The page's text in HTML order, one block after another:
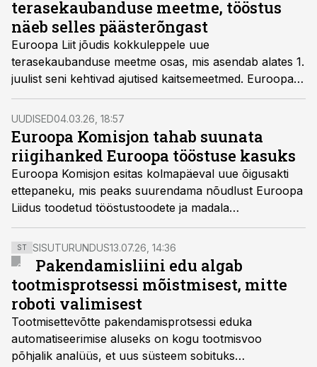
nõrgenenud.
terasekaubanduse meetme, tööstus
näeb selles päästerõngast
Euroopa Liit jõudis kokkuleppele uue
terasekaubanduse meetme osas, mis asendab alates 1.
juulist seni kehtivad ajutised kaitsemeetmed. Euroopa
terasetööstus nimetab lahendust pretsedendituks
sammuks, mis peaks pidurdama impordisurvet, aitama
säilitada tootmisvõimsust ja hoidma sektoris alles üle
230 000 töökoha.
UUDISED04.03.26, 18:57
Euroopa Komisjon tahab suunata
riigihanked Euroopa tööstuse kasuks
Euroopa Komisjon esitas kolmapäeval uue õigusakti
ettepaneku, mis peaks suurendama nõudlust Euroopa
Liidus toodetud tööstustoodete ja madala
süsinikuheitega tehnoloogiate järele. Nn tööstuse
kiirendi määrus (Industrial Accelerator Act, IAA)
annaks Euroopa tootjatele eelise riigihangetes ja
avalikes toetusmeetmetes.
ST SISUTURUNDUS13.07.26, 14:36
Pakendamisliini edu algab
tootmisprotsessi mõistmisest, mitte
roboti valimisest
Tootmisettevõtte pakendamisprotsessi eduka
automatiseerimise aluseks on kogu tootmisvoo
põhjalik analüüs, et uus süsteem sobituks